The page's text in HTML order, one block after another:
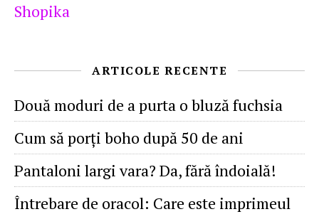
Shopika
ARTICOLE RECENTE
Două moduri de a purta o bluză fuchsia
Cum să porţi boho după 50 de ani
Pantaloni largi vara? Da, fără îndoială!
Întrebare de oracol: Care este imprimeul